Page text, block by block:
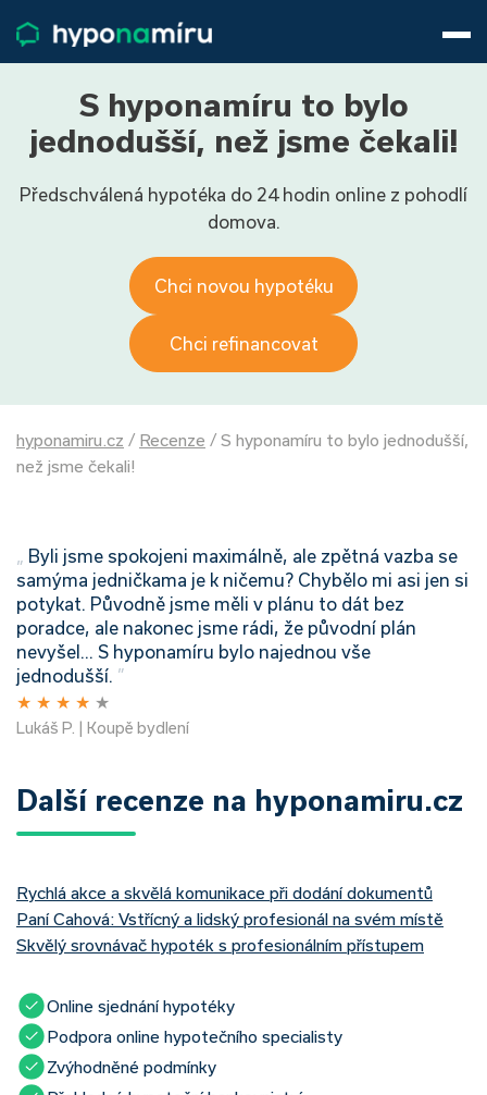
Životní pojištění
Pojištění nemovitosti
Články
800 688 388
9−16 hod.
S hyponamíru to bylo
jednodušší, než jsme čekali!
Předschválená hypotéka do 24 hodin online z pohodlí
domova.
Chci novou hypotéku
Chci refinancovat
hyponamiru.cz / Recenze / S hyponamíru to bylo jednodušší,
než jsme čekali!
„ Byli jsme spokojeni maximálně, ale zpětná vazba se
samýma jedničkama je k ničemu? Chybělo mi asi jen si
potykat. Původně jsme měli v plánu to dát bez
poradce, ale nakonec jsme rádi, že původní plán
nevyšel... S hyponamíru bylo najednou vše
jednodušší. ”
★ ★ ★ ★ ★
Lukáš P. | Koupě bydlení
Další recenze na hyponamiru.cz
Rychlá akce a skvělá komunikace při dodání dokumentů
Paní Cahová: Vstřícný a lidský profesionál na svém místě
Skvělý srovnávač hypoték s profesionálním přístupem
Online sjednání hypotéky
Podpora online hypotečního specialisty
Zvýhodněné podmínky